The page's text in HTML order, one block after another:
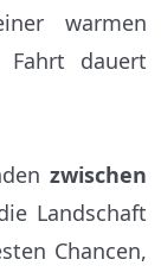
warmen
Fahrt dauert
zwischen
Landschaft
Chancen,